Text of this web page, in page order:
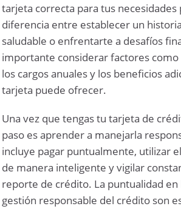
tarjeta correcta para tus necesidades
diferencia entre establecer un
saludable o enfrentarte a desafíos
importante considerar factores como
los cargos anuales y los beneficios
tarjeta puede ofrecer.
Una vez que tengas tu tarjeta de
paso es aprender a manejarla
incluye pagar puntualmente, utilizar
de manera inteligente y vigilar
reporte de crédito. La puntualidad en
gestión responsable del crédito son